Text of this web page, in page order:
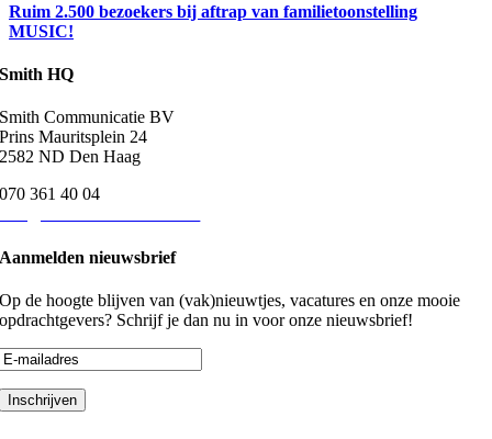
Ruim 2.500 bezoekers bij aftrap van familietoonstelling
MUSIC!
Smith HQ
Smith Communicatie BV
Prins Mauritsplein 24
2582 ND Den Haag
070 361 40 04
Aanmelden nieuwsbrief
Op de hoogte blijven van (vak)nieuwtjes, vacatures en onze mooie
opdrachtgevers? Schrijf je dan nu in voor onze nieuwsbrief!